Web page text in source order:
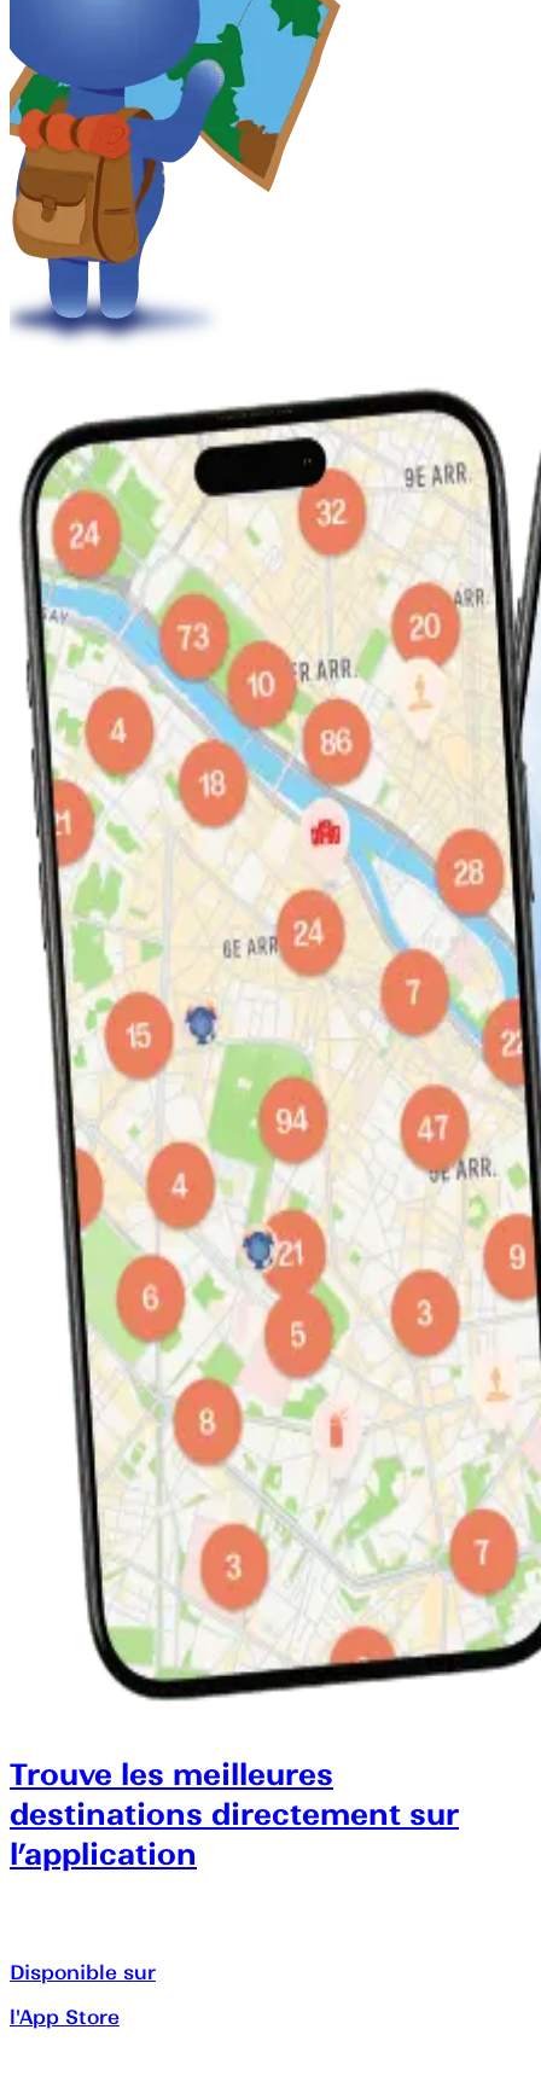
Trouve les meilleures
destinations directement sur
l’application
Disponible sur
l'App Store